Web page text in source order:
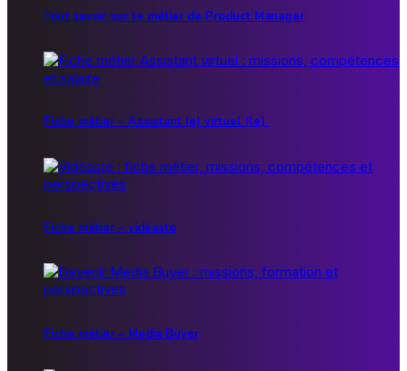
Tout savoir sur le métier de Product Manager
Fiche métier – Assistant (e) virtuel (le)
Fiche métier – vidéaste
Fiche métier – Media Buyer